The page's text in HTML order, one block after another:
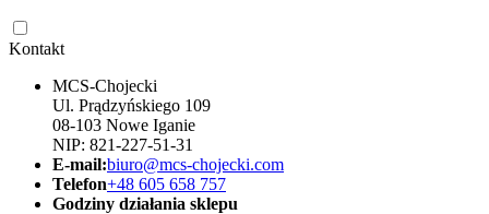
Kontakt
MCS-Chojecki
Ul. Prądzyńskiego 109
08-103 Nowe Iganie
NIP: 821-227-51-31
E-mail:biuro@mcs-chojecki.com
Telefon+48 605 658 757
Godziny działania sklepu